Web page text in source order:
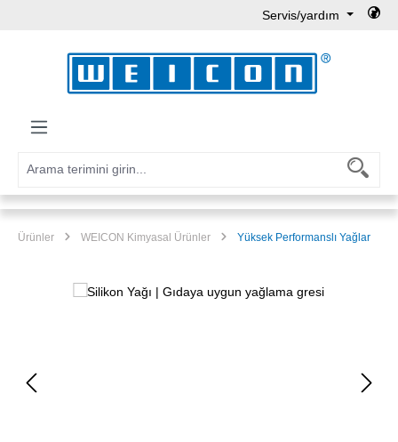
Servis/yardım
Ürünler WEICON Kimyasal Ürünler Yüksek Performanslı Yağlar
Resim galerisini atla